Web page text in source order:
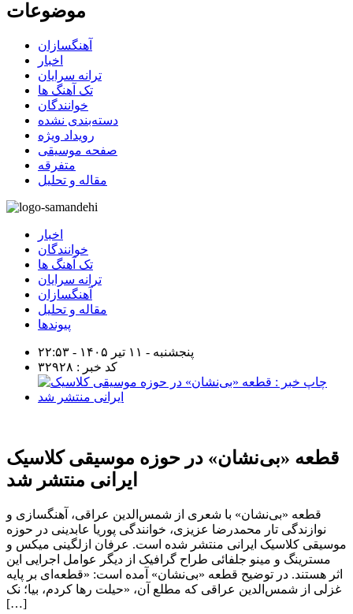
موضوعات
آهنگسازان
اخبار
ترانه سرایان
تک آهنگ ها
خوانندگان
دسته‌بندی نشده
رویداد ویژه
صفحه موسیقی
متفرقه
مقاله و تحلیل
اخبار
خوانندگان
تک آهنگ ها
ترانه سرایان
آهنگسازان
مقاله و تحلیل
پیوندها
پنجشنبه - ۱۱ تیر ۱۴۰۵ - ۲۲:۵۳
کد خبر : ۳۲۹۲۸
قطعه «بی‌نشان» در حوزه موسیقی کلاسیک
ایرانی منتشر شد
قطعه «بی‌نشان» با شعری از شمس‌الدین عراقی، آهنگسازی و
نوازندگی تار محمدرضا عزیزی، خوانندگی پوریا عابدینی در حوزه
موسیقی کلاسیک ایرانی منتشر شده است. عرفان ازلگینی میکس و
مسترینگ و مینو جلفائی طراح گرافیک از دیگر عوامل اجرایی این
اثر هستند. در توضیح قطعه «بی‌نشان» آمده است: «قطعه‌ای بر پایه
غزلی از شمس‌الدین عراقی که مطلع آن، «حیلت رها کردم، بیا؛ نک
[…]